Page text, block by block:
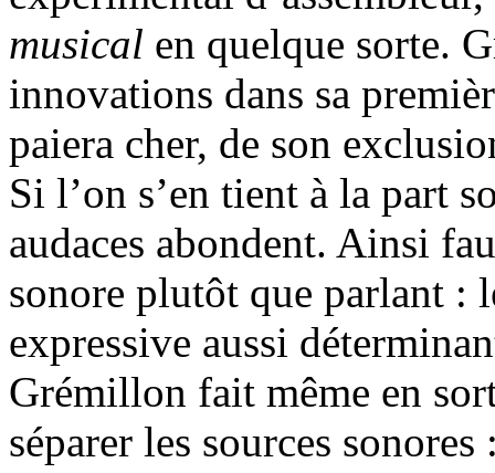
musical en quelque sorte.
innovations dans sa
paiera cher, de son
Si l’on s’en tient à la part
audaces abondent. Ainsi
sonore plutôt que parlant :
expressive aussi
Grémillon fait même en
séparer les sources